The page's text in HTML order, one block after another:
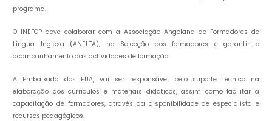
programa.
O INEFOP deve colaborar com a Associação Angolana de Formadores de
Língua Inglesa (ANELTA), na Selecção dos formadores e garantir o
acompanhamento das actividades de formação.
A Embaixada dos EUA, vai ser responsável pelo suporte técnico na
elaboração dos currículos e materiais didáticos, assim como facilitar a
capacitação de formadores, através da disponibilidade de especialista e
recursos pedagógicos.